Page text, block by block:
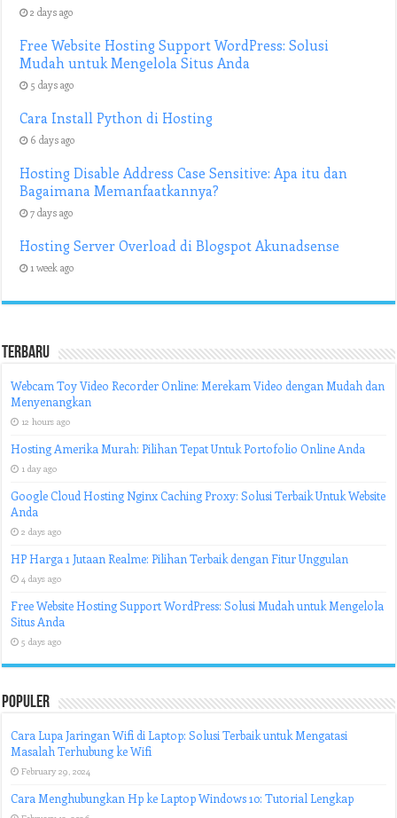
2 days ago
Free Website Hosting Support WordPress: Solusi
Mudah untuk Mengelola Situs Anda
5 days ago
Cara Install Python di Hosting
6 days ago
Hosting Disable Address Case Sensitive: Apa itu dan
Bagaimana Memanfaatkannya?
7 days ago
Hosting Server Overload di Blogspot Akunadsense
1 week ago
Terbaru
Webcam Toy Video Recorder Online: Merekam Video dengan Mudah dan
Menyenangkan
12 hours ago
Hosting Amerika Murah: Pilihan Tepat Untuk Portofolio Online Anda
1 day ago
Google Cloud Hosting Nginx Caching Proxy: Solusi Terbaik Untuk Website
Anda
2 days ago
HP Harga 1 Jutaan Realme: Pilihan Terbaik dengan Fitur Unggulan
4 days ago
Free Website Hosting Support WordPress: Solusi Mudah untuk Mengelola
Situs Anda
5 days ago
Populer
Cara Lupa Jaringan Wifi di Laptop: Solusi Terbaik untuk Mengatasi
Masalah Terhubung ke Wifi
February 29, 2024
Cara Menghubungkan Hp ke Laptop Windows 10: Tutorial Lengkap